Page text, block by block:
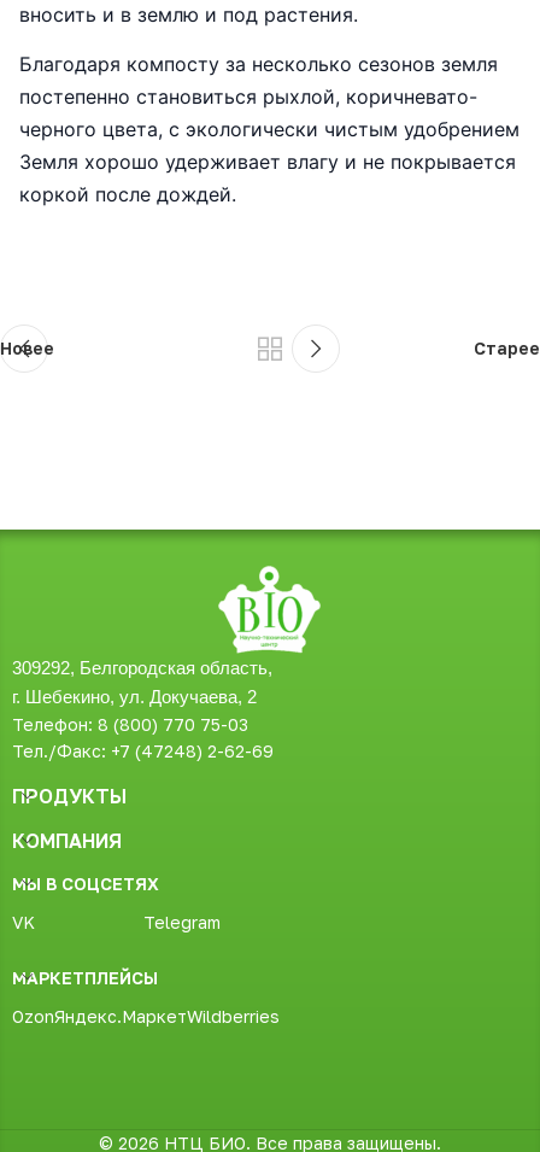
вносить и в землю и под растения.
Благодаря компосту за несколько сезонов земля
постепенно становиться рыхлой, коричневато-
черного цвета, с экологически чистым удобрением
Земля хорошо удерживает влагу и не покрывается
коркой после дождей.
Новее Старее
309292, Белгородская область,
г. Шебекино, ул. Докучаева, 2
Телефон: 8 (800) 770 75-03
Тел./Факс: +7 (47248) 2-62-69
ПРОДУКТЫ
КОМПАНИЯ
МЫ В СОЦСЕТЯХ
VK
Telegram
МАРКЕТПЛЕЙСЫ
OzonЯндекс.МаркетWildberries
© 2026 НТЦ БИО. Все права защищены.